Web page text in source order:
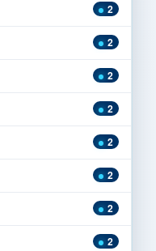
2
2
2
2
2
2
2
2